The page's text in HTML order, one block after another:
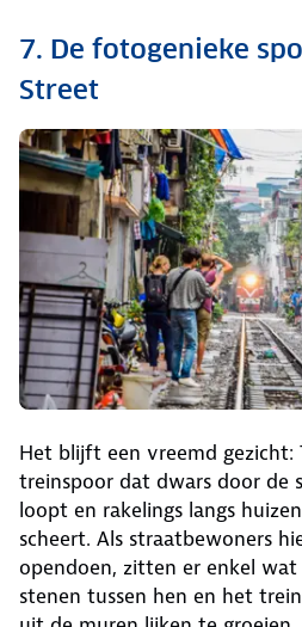
7. De fotogenieke
Street
Het blijft een vreemd gezicht:
treinspoor dat dwars door de
loopt en rakelings langs
scheert. Als straatbewoners
opendoen, zitten er enkel wat
stenen tussen hen en het